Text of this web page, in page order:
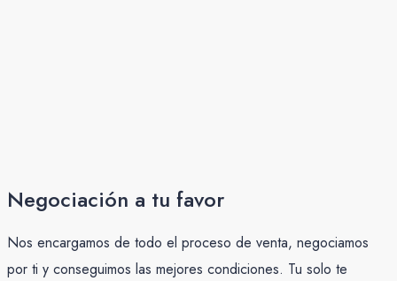
Negociación a tu favor
Nos encargamos de todo el proceso de venta, negociamos
por ti y conseguimos las mejores condiciones. Tu solo te